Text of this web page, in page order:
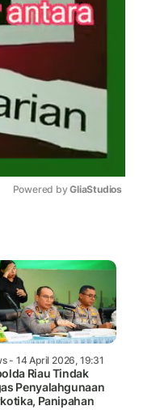
Powered by GliaStudios
- 14 April 2026, 19:31
Riau Tindak
Penyalahgunaan
Panipahan